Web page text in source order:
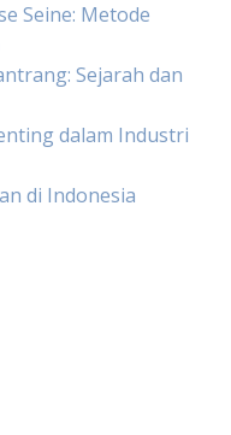
Seine: Metode
Sejarah dan
dalam Industri
di Indonesia